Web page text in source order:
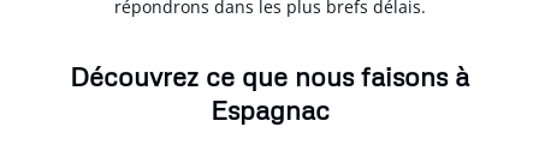
répondrons dans les plus brefs délais.
Découvrez ce que nous faisons à
Espagnac